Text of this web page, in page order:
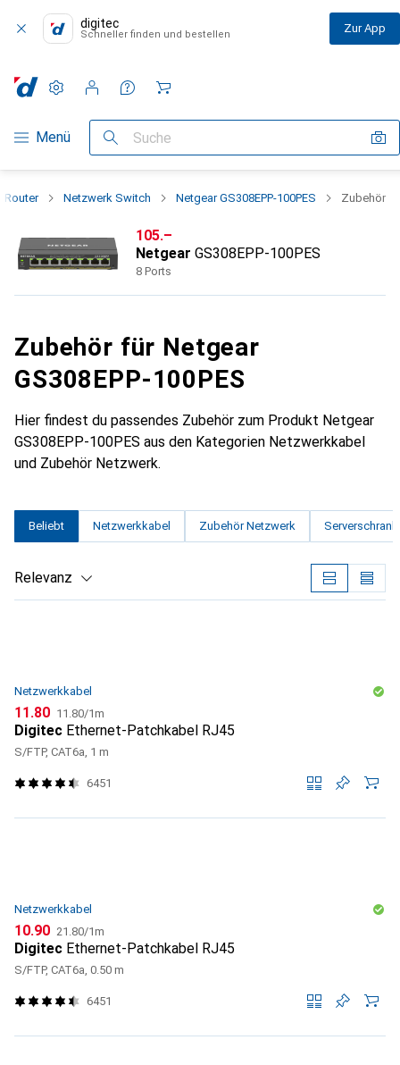
digitec
Schneller finden und bestellen Zur App
Navigation nach Kategorien
Menü Suche
Einstellungen
Kundenkonto
Vergleichslisten
Merklisten
Warenkorb
Router Netzwerk Switch Netgear GS308EPP-100PES Zubehör
CHF
105.–
Netgear GS308EPP-100PES
8 Ports
Zubehör für Netgear
GS308EPP-100PES
Hier findest du passendes Zubehör zum Produkt Netgear
GS308EPP-100PES aus den Kategorien Netzwerkkabel
und Zubehör Netzwerk.
Beliebt Netzwerkkabel Zubehör Netzwerk
Relevanz
Netzwerkkabel
CHF
11.80 CHF
11.80/1m
Digitec Ethernet-Patchkabel RJ45
S/FTP, CAT6a, 1 m
6451
Netzwerkkabel
CHF
10.90 CHF
21.80/1m
Digitec Ethernet-Patchkabel RJ45
S/FTP, CAT6a, 0.50 m
6451